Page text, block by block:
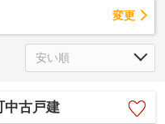
変更
中古戸建